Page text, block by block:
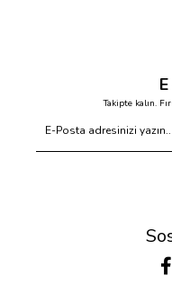
Takipte kalın.